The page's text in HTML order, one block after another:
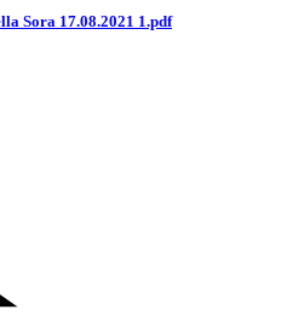
Sora 17.08.2021 1.pdf